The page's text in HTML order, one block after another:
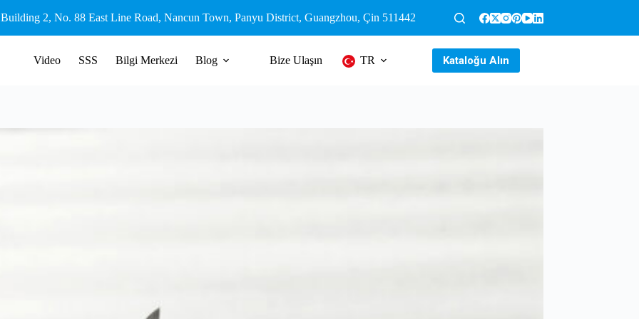
2, No. 88 East Line Road, Nancun Town, Panyu District, Guangzhou, Çin 511442
Video SSS Bilgi Merkezi Blog Bize Ulaşın TR Kataloğu Alın